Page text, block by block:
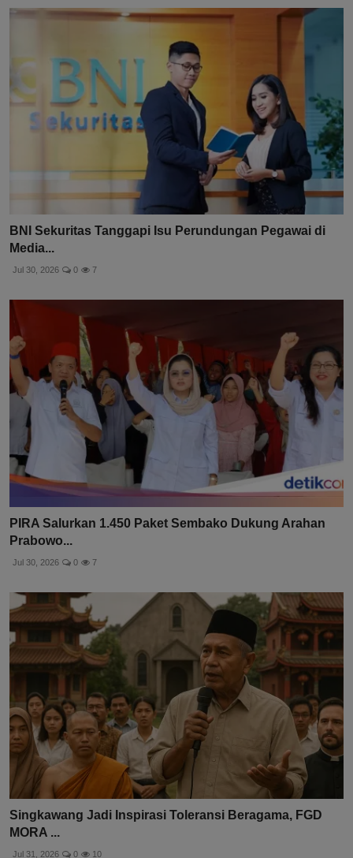
BNI Sekuritas Tanggapi Isu Perundungan Pegawai di
Media...
Jul 30, 2026 0 7
PIRA Salurkan 1.450 Paket Sembako Dukung Arahan
Prabowo...
Jul 30, 2026 0 7
Singkawang Jadi Inspirasi Toleransi Beragama, FGD
MORA ...
Jul 31, 2026 0 10